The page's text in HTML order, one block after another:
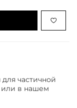
частичной
или в нашем